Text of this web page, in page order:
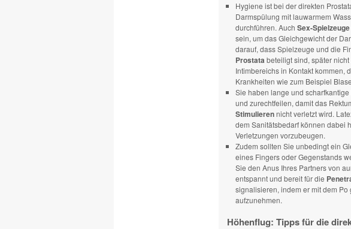
Hygiene ist bei der direkten
Darmspülung mit lauwarmem
durchführen. Auch Sex-Spielzeuge
sein, um das Gleichgewicht der
darauf, dass Spielzeuge und die
Prostata beteiligt sind, später
Intimbereichs in Kontakt kommen,
Krankheiten wie zum Beispiel
Sie haben lange und
und zurechtfeilen, damit das
Stimulierennicht verletzt wird.
dem Sanitätsbedarf können dabei
Verletzungen vorzubeugen.
Zudem sollten Sie unbedingt ein
eines Fingers oder Gegenstands
Sie den Anus Ihres Partners von
entspannt und bereit für die
signalisieren, indem er mit dem
aufzunehmen.
Höhenflug: Tipps für die